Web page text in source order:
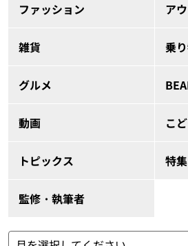
ファッション ア
雑貨 乗
グルメ
動画 こ
トピックス 特
監修・執筆者